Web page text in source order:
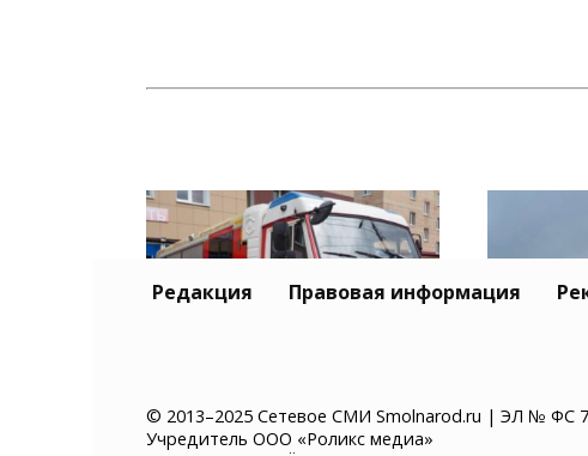
В Смоленской области
спасатели потушили три
Редакция Правовая информация
© 2013–2025 Сетевое СМИ Smolnarod.ru | ЭЛ № ФС
Учредитель ООО «Роликс медиа»